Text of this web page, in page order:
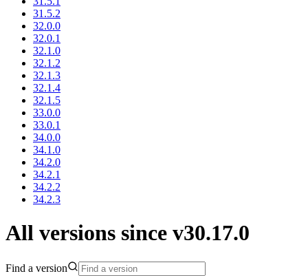
31.5.2
32.0.0
32.0.1
32.1.0
32.1.2
32.1.3
32.1.4
32.1.5
33.0.0
33.0.1
34.0.0
34.1.0
34.2.0
34.2.1
34.2.2
34.2.3
All versions since v30.17.0
Find a version